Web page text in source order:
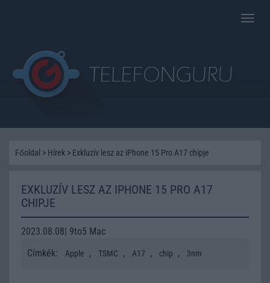
Toggle
Főoldal > Hírek > Exkluzív lesz az iPhone 15 Pro A17 chipje
EXKLUZÍV LESZ AZ IPHONE 15 PRO A17
CHIPJE
2023.08.08| 9to5 Mac
Címkék:
Apple , TSMC , A17 , chip , 3nm